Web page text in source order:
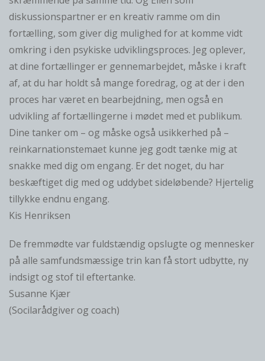
diskussionspartner er en kreativ ramme om din
fortælling, som giver dig mulighed for at komme vidt
omkring i den psykiske udviklingsproces. Jeg oplever,
at dine fortællinger er gennemarbejdet, måske i kraft
af, at du har holdt så mange foredrag, og at der i den
proces har været en bearbejdning, men også en
udvikling af fortællingerne i mødet med et publikum.
Dine tanker om – og måske også usikkerhed på –
reinkarnationstemaet kunne jeg godt tænke mig at
snakke med dig om engang. Er det noget, du har
beskæftiget dig med og uddybet sideløbende? Hjertelig
tillykke endnu engang.
Kis Henriksen
De fremmødte var fuldstændig opslugte og mennesker
på alle samfundsmæssige trin kan få stort udbytte, ny
indsigt og stof til eftertanke.
Susanne Kjær
(Socilarådgiver og coach)